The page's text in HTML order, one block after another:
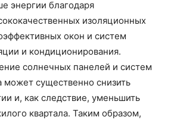
энергии благодаря
изоляционных
окон и систем
и кондиционирования.
солнечных панелей и систем
может существенно снизить
и, как следствие, уменьшить
квартала. Таким образом,